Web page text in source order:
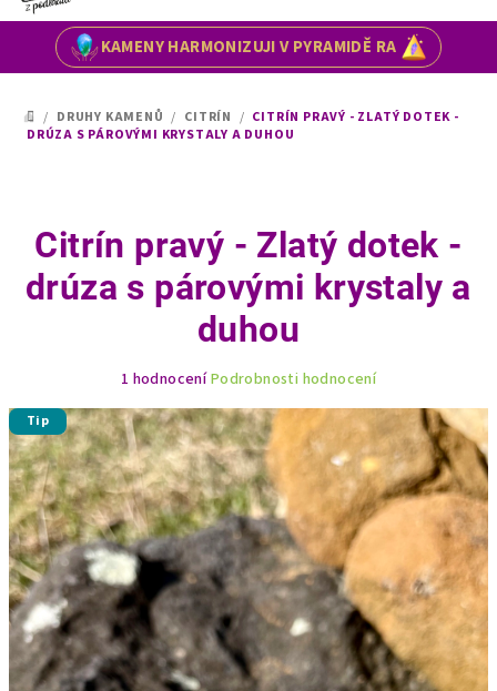
KAMENY HARMONIZUJI V PYRAMIDĚ RA
HledatPřihlášeníNákupní
DOMŮ
/ DRUHY KAMENŮ / CITRÍN / CITRÍN PRAVÝ - ZLATÝ DOTEK -
DRÚZA S PÁROVÝMI KRYSTALY A DUHOU
Citrín pravý - Zlatý dotek -
drúza s párovými krystaly a
duhou
produktu
je
5,0
z
5
hvězdiček.
1 hodnoceníPodrobnosti hodnocení
Tip